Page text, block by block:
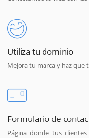
Utiliza tu dominio
Mejora tu marca y haz que
Formulario de
Página donde tus